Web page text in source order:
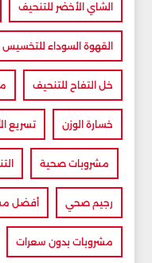
الشاي الأخضر للتنحيف
القهوة السوداء للتخسيس
خل التفاح للتنحيف
خسارة الوزن تسريع
مشروبات صحية
رجيم صحي أفضل
مشروبات بدون سعرات